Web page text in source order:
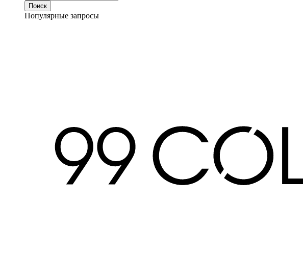
Популярные запросы